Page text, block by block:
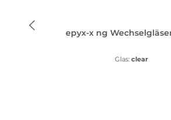
epyx-x ng
Glas: clear